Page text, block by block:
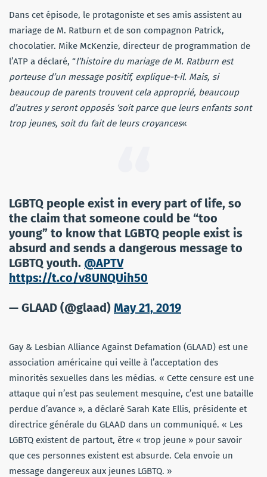
Dans cet épisode, le protagoniste et ses amis assistent au
mariage de M. Ratburn et de son compagnon Patrick,
chocolatier. Mike McKenzie, directeur de programmation de
l’ATP a déclaré, “l’histoire du mariage de M. Ratburn est
porteuse d’un message positif, explique-t-il. Mais, si
beaucoup de parents trouvent cela approprié, beaucoup
d’autres y seront opposés ‘soit parce que leurs enfants sont
trop jeunes, soit du fait de leurs croyances«
LGBTQ people exist in every part of life, so
the claim that someone could be “too
young” to know that LGBTQ people exist is
absurd and sends a dangerous message to
LGBTQ youth. @APTV
https://t.co/v8UNQUih50
— GLAAD (@glaad) May 21, 2019
Gay & Lesbian Alliance Against Defamation (GLAAD) est une
association américaine qui veille à l’acceptation des
minorités sexuelles dans les médias. « Cette censure est une
attaque qui n’est pas seulement mesquine, c’est une bataille
perdue d’avance », a déclaré Sarah Kate Ellis, présidente et
directrice générale du GLAAD dans un communiqué. « Les
LGBTQ existent de partout, être « trop jeune » pour savoir
que ces personnes existent est absurde. Cela envoie un
message dangereux aux jeunes LGBTQ. »